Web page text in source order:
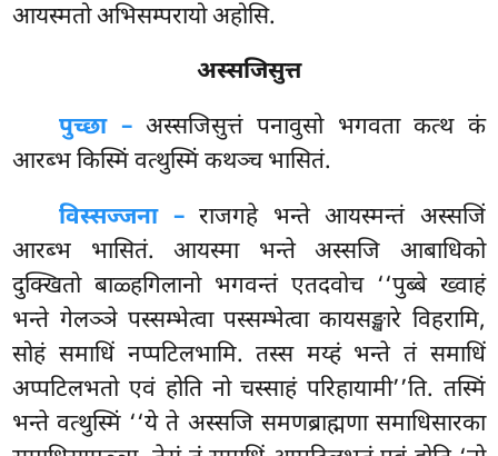
आयस्मतो अभिसम्परायो अहोसि.
अस्सजिसुत्त
पुच्छा –अस्सजिसुत्तं पनावुसो भगवता कत्थ कं
आरब्भ किस्मिं वत्थुस्मिं कथञ्च भासितं.
विस्सज्जना –राजगहे भन्ते आयस्मन्तं अस्सजिं
आरब्भ भासितं. आयस्मा भन्ते अस्सजि आबाधिको
दुक्खितो बाळ्हगिलानो भगवन्तं एतदवोच ‘‘पुब्बे ख्वाहं
भन्ते गेलञ्ञे पस्सम्भेत्वा पस्सम्भेत्वा कायसङ्खारे विहरामि,
सोहं समाधिं नप्पटिलभामि. तस्स मय्हं भन्ते तं समाधिं
अप्पटिलभतो एवं होति नो चस्साहं परिहायामी’’ति. तस्मिं
भन्ते वत्थुस्मिं ‘‘ये ते अस्सजि समणब्राह्मणा समाधिसारका